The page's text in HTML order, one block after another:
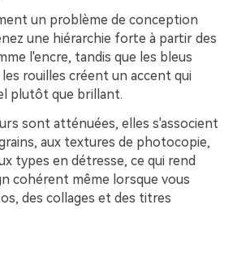
un problème de conception
une hiérarchie forte à partir des
l'encre, tandis que les bleus
rouilles créent un accent qui
plutôt que brillant.
sont atténuées, elles s'associent
aux textures de photocopie,
types en détresse, ce qui rend
cohérent même lorsque vous
des collages et des titres